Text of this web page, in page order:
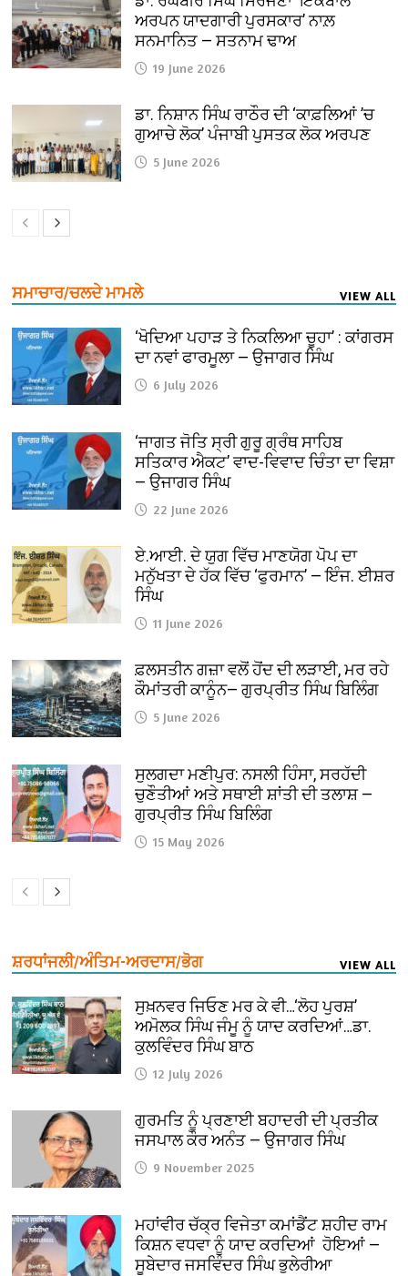
ਅਰਪਨ ਯਾਦਗਾਰੀ ਪੁਰਸਕਾਰ’ ਨਾਲ਼
ਸਨਮਾਨਿਤ — ਸਤਨਾਮ ਢਾਅ
19 June 2026
ਡਾ. ਨਿਸ਼ਾਨ ਸਿੰਘ ਰਾਠੌਰ ਦੀ ‘ਕਾਫ਼ਲਿਆਂ ’ਚ
ਗੁਆਚੇ ਲੋਕ’ ਪੰਜਾਬੀ ਪੁਸਤਕ ਲੋਕ ਅਰਪਣ
5 June 2026
ਸਮਾਚਾਰ/ਚਲਦੇ ਮਾਮਲੇ VIEW ALL
‘ਖੋਦਿਆ ਪਹਾੜ ਤੇ ਨਿਕਲਿਆ ਚੂਹਾ’ : ਕਾਂਗਰਸ
ਦਾ ਨਵਾਂ ਫਾਰਮੂਲਾ — ਉਜਾਗਰ ਸਿੰਘ
6 July 2026
‘ਜਾਗਤ ਜੋਤਿ ਸ੍ਰੀ ਗੁਰੂ ਗ੍ਰੰਥ ਸਾਹਿਬ
ਸਤਿਕਾਰ ਐਕਟ’ ਵਾਦ-ਵਿਵਾਦ ਚਿੰਤਾ ਦਾ ਵਿਸ਼ਾ
— ਉਜਾਗਰ ਸਿੰਘ
22 June 2026
ਏ.ਆਈ. ਦੇ ਯੁਗ ਵਿੱਚ ਮਾਣਯੋਗ ਪੋਪ ਦਾ
ਮਨੁੱਖਤਾ ਦੇ ਹੱਕ ਵਿੱਚ ‘ਫੁਰਮਾਨ’ — ਇੰਜ. ਈਸ਼ਰ
ਸਿੰਘ
11 June 2026
ਫ਼ਲਸਤੀਨ ਗਜ਼ਾ ਵਲੋਂ ਹੋਂਦ ਦੀ ਲੜਾਈ, ਮਰ ਰਹੇ
ਕੌਮਾਂਤਰੀ ਕਾਨੂੰਨ— ਗੁਰਪ੍ਰੀਤ ਸਿੰਘ ਬਿਲਿੰਗ
5 June 2026
ਸੁਲਗਦਾ ਮਣੀਪੁਰ: ਨਸਲੀ ਹਿੰਸਾ, ਸਰਹੱਦੀ
ਚੁਣੌਤੀਆਂ ਅਤੇ ਸਥਾਈ ਸ਼ਾਂਤੀ ਦੀ ਤਲਾਸ਼ —
ਗੁਰਪ੍ਰੀਤ ਸਿੰਘ ਬਿਲਿੰਗ
15 May 2026
ਸ਼ਰਧਾਂਜਲੀ/ਅੰਤਿਮ-ਅਰਦਾਸ/ਭੋਗ VIEW ALL
ਸੁਖ਼ਨਵਰ ਜਿਓਣ ਮਰ ਕੇ ਵੀ…‘ਲੋਹ ਪੁਰਸ਼’
ਅਮੋਲਕ ਸਿੰਘ ਜੰਮੂ ਨੂੰ ਯਾਦ ਕਰਦਿਆਂ…ਡਾ.
ਕੁਲਵਿੰਦਰ ਸਿੰਘ ਬਾਠ
12 July 2026
ਗੁਰਮਤਿ ਨੂੰ ਪ੍ਰਣਾਈ ਬਹਾਦਰੀ ਦੀ ਪ੍ਰਤੀਕ
ਜਸਪਾਲ ਕੌਰ ਅਨੰਤ — ਉਜਾਗਰ ਸਿੰਘ
9 November 2025
ਮਹਾਂਵੀਰ ਚੱਕ੍ਰ ਵਿਜੇਤਾ ਕਮਾਂਡੈਂਟ ਸ਼ਹੀਦ ਰਾਮ
ਕਿਸ਼ਨ ਵਧਵਾ ਨੂੰ ਯਾਦ ਕਰਦਿਆਂ ਹੋਇਆਂ —
ਸੂਬੇਦਾਰ ਜਸਵਿੰਦਰ ਸਿੰਘ ਭੁਲੇਰੀਆ